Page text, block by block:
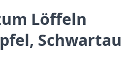
Löffeln
Schwartau